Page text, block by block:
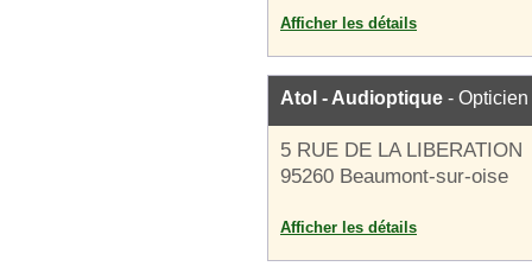
Afficher les détails
Atol - Audioptique - Opticien
5 RUE DE LA LIBERATION
95260 Beaumont-sur-oise
Afficher les détails